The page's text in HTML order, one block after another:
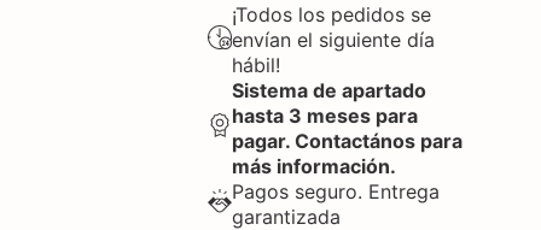
¡Todos los pedidos se
envían el siguiente día
hábil!
Sistema de apartado
hasta 3 meses para
pagar. Contactános para
más información.
Pagos seguro. Entrega
garantizada